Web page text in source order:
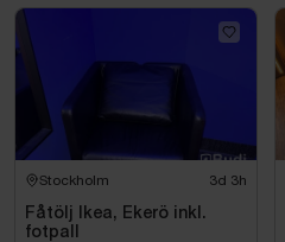
Stockholm 3d 3h
Fåtölj Ikea, Ekerö inkl.
fotpall